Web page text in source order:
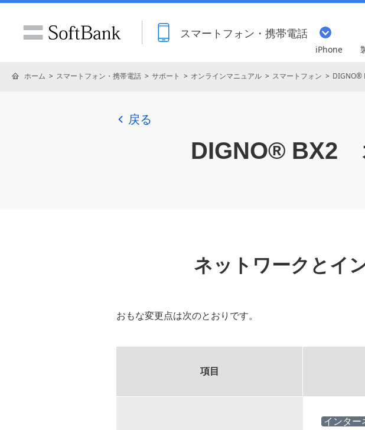
スマートフォン・携帯電話
iPhone
ホーム スマートフォン・携帯電話 サポート オンラインマニュアル スマートフォン DIGNO®
戻る
DIGNO® BX2
ネットワークとイ
おもな変更点は次のとおりです。
項目
インター